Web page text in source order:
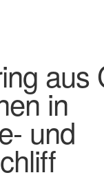
aus
in
und